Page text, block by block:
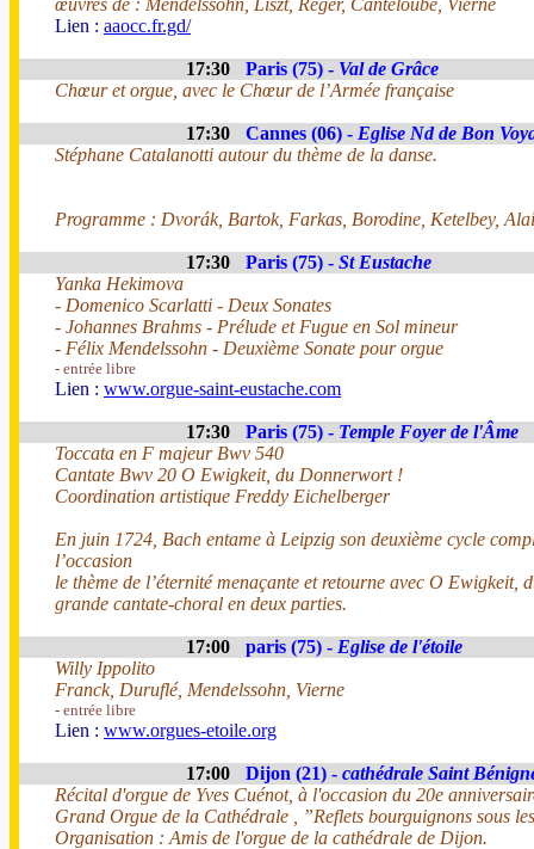
œuvres de : Mendelssohn, Liszt, Reger, Canteloube, Vierne
Lien : aaocc.fr.gd/
17:30 Paris (75) - Val de Grâce
Chœur et orgue, avec le Chœur de l’Armée française
17:30 Cannes (06) - Eglise Nd de Bon
Stéphane Catalanotti autour du thème de la danse.
Programme : Dvorák, Bartok, Farkas, Borodine, Ketelbey,
17:30 Paris (75) - St Eustache
Yanka Hekimova
- Domenico Scarlatti - Deux Sonates
- Johannes Brahms - Prélude et Fugue en Sol mineur
- Félix Mendelssohn - Deuxième Sonate pour orgue
- entrée libre
Lien : www.orgue-saint-eustache.com
17:30 Paris (75) - Temple Foyer de l'Âme
Toccata en F majeur Bwv 540
Cantate Bwv 20 O Ewigkeit, du Donnerwort !
Coordination artistique Freddy Eichelberger
En juin 1724, Bach entame à Leipzig son deuxième cycle
l’occasion
le thème de l’éternité menaçante et retourne avec O Ewigkeit,
grande cantate-choral en deux parties.
17:00 paris (75) - Eglise de l'étoile
Willy Ippolito
Franck, Duruflé, Mendelssohn, Vierne
- entrée libre
Lien : www.orgues-etoile.org
17:00 Dijon (21) - cathédrale Saint
Récital d'orgue de Yves Cuénot, à l'occasion du 20e
Grand Orgue de la Cathédrale , ”Reflets bourguignons sous
Organisation : Amis de l'orgue de la cathédrale de Dijon.